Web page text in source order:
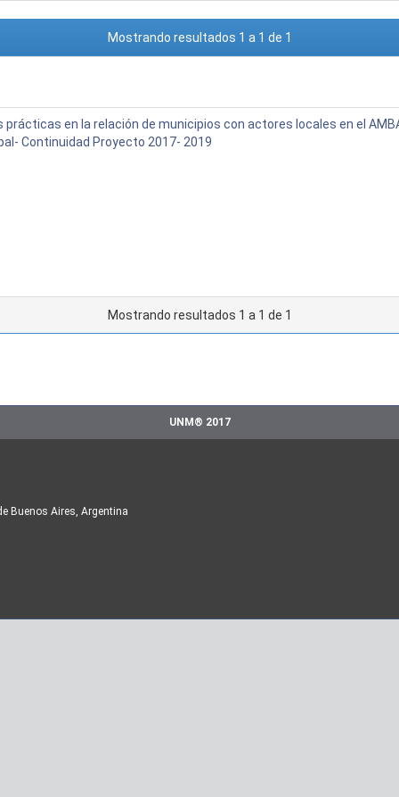
Mostrando resultados 1 a 1 de 1
prácticas en la relación de municipios con actores locales en el
Continuidad Proyecto 2017- 2019
Mostrando resultados 1 a 1 de 1
UNM® 2017
Buenos Aires, Argentina